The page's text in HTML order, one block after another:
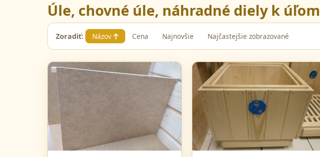
Úle, chovné úle, náhradné diely k úľom
Zoradiť: Názov Cena Najnovšie Najčastejšie zobrazované